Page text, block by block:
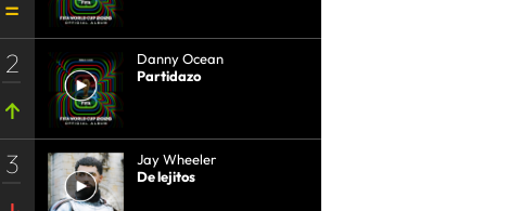
2
Danny Ocean
Partidazo
3
Jay Wheeler
De lejitos